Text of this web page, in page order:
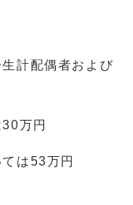
計配偶者および
万円
は53万円